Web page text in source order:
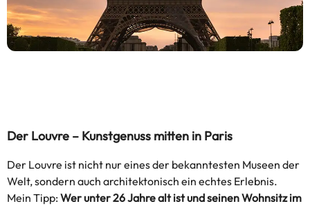
Der Louvre – Kunstgenuss mitten in Paris
Der Louvre ist nicht nur eines der bekanntesten Museen der
Welt, sondern auch architektonisch ein echtes Erlebnis.
Mein Tipp: Wer unter 26 Jahre alt ist und seinen Wohnsitz im